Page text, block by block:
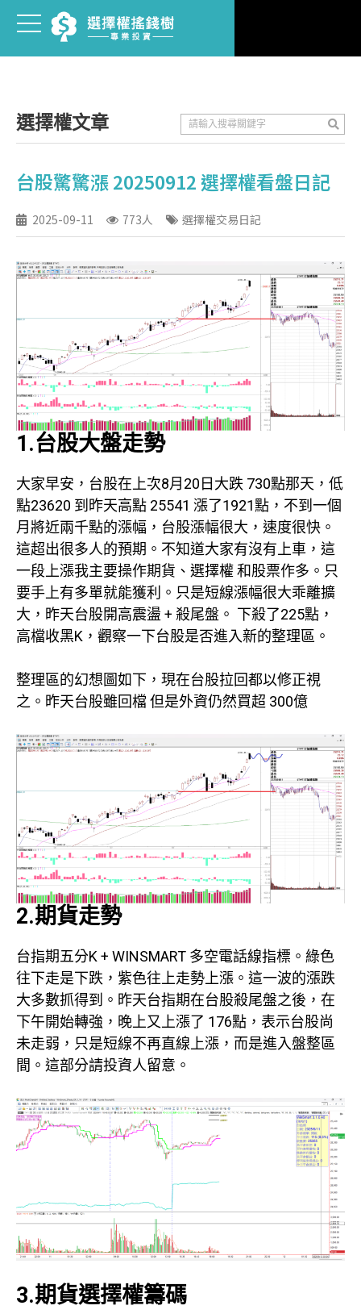
選擇權文章
台股驚驚漲 20250912 選擇權看盤日記
2025-09-11 773人 選擇權交易日記
1.台股大盤走勢
大家早安，台股在上次8月20日大跌 730點那天，低
點23620 到昨天高點 25541 漲了1921點，不到一個
月將近兩千點的漲幅，台股漲幅很大，速度很快。
這超出很多人的預期。不知道大家有沒有上車，這
一段上漲我主要操作期貨、選擇權 和股票作多。只
要手上有多單就能獲利。只是短線漲幅很大乖離擴
大，昨天台股開高震盪 + 殺尾盤。 下殺了225點，
高檔收黑K，觀察一下台股是否進入新的整理區。
整理區的幻想圖如下，現在台股拉回都以修正視
之。昨天台股雖回檔 但是外資仍然買超 300億
2.期貨走勢
台指期五分K + WINSMART 多空電話線指標。綠色
往下走是下跌，紫色往上走勢上漲。這一波的漲跌
大多數抓得到。昨天台指期在台股殺尾盤之後，在
下午開始轉強，晚上又上漲了 176點，表示台股尚
未走弱，只是短線不再直線上漲，而是進入盤整區
間。這部分請投資人留意。
3.期貨選擇權籌碼